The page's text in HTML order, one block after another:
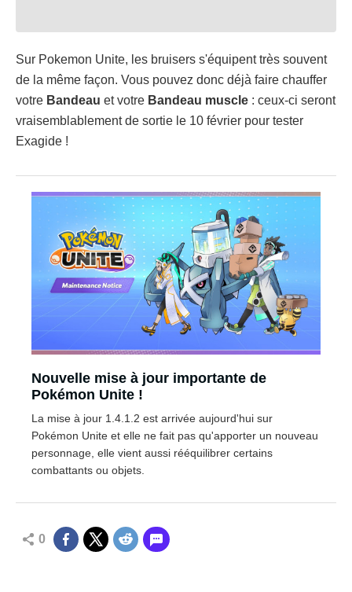
Sur Pokemon Unite, les bruisers s'équipent très souvent
de la même façon. Vous pouvez donc déjà faire chauffer
votre Bandeau et votre Bandeau muscle : ceux-ci seront
vraisemblablement de sortie le 10 février pour tester
Exagide !
Nouvelle mise à jour importante de
Pokémon Unite !
La mise à jour 1.4.1.2 est arrivée aujourd'hui sur
Pokémon Unite et elle ne fait pas qu'apporter un nouveau
personnage, elle vient aussi rééquilibrer certains
combattants ou objets.
0